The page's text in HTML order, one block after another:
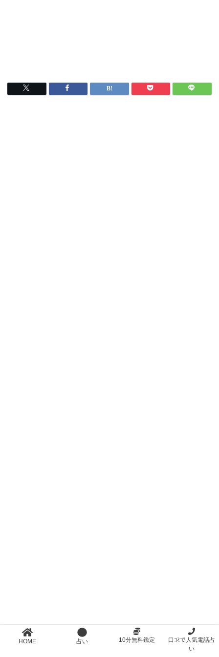
HOME 占い 10分無料鑑定
口ｺﾐで人気電話占
い